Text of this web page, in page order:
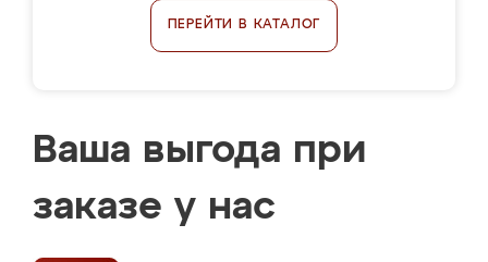
ПЕРЕЙТИ В КАТАЛОГ
Ваша выгода при
заказе у нас